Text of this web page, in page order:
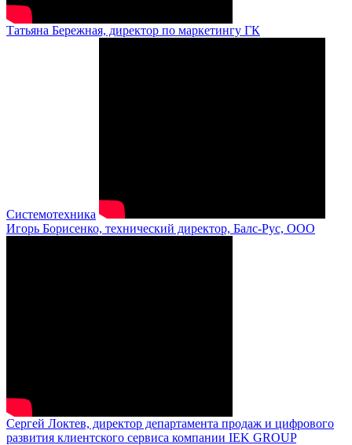
Татьяна Бережная, директор по маркетингу ГК
Системотехника
Игорь Борисенко, технический директор, Балс-Рус, ООО
Сергей Локтев, директор департамента продаж и цифрового
развития клиентского сервиса компании IEK GROUP